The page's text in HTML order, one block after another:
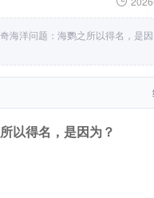
海洋问题：海鹦之所以得名，是
以得名，是因为？